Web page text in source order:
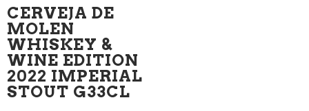
CERVEJA DE
MOLEN
WHISKEY &
WINE EDITION
2022 IMPERIAL
STOUT G33CL